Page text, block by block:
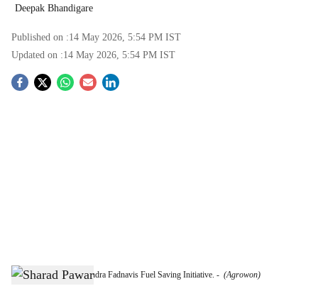
Deepak Bhandigare
Published on :14 May 2026, 5:54 PM IST
Updated on :14 May 2026, 5:54 PM IST
S
Sharad Pawar On Devendra Fadnavis Fuel Saving Initiative. - (Agrowon)